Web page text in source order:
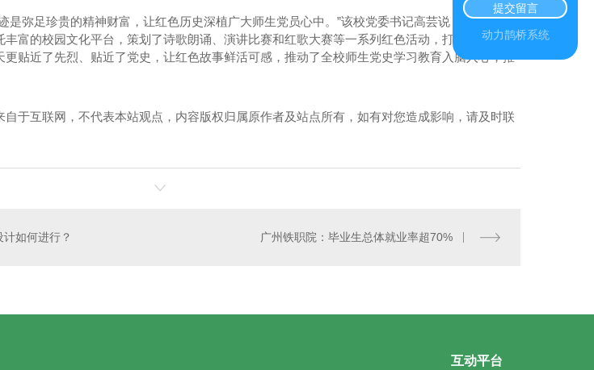
是弥足珍贵的精神财富，让红色历史深植广大师生党员心中。”该校党委书记高芸说，“自开展党
富的校园文化平台，策划了诗歌朗诵、演讲比赛和红歌大赛等一系列红色活动，打造情境式、
贴近了先烈、贴近了党史，让红色故事鲜活可感，推动了全校师生党史学习教育入脑入心，推
于互联网，不代表本站观点，内容版权归属原作者及站点所有，如有对您造成影响，请及时联
如何进行？ 广州铁职院：毕业生总体就业率超70%
互动平台
提交留言
动力鹊桥系统